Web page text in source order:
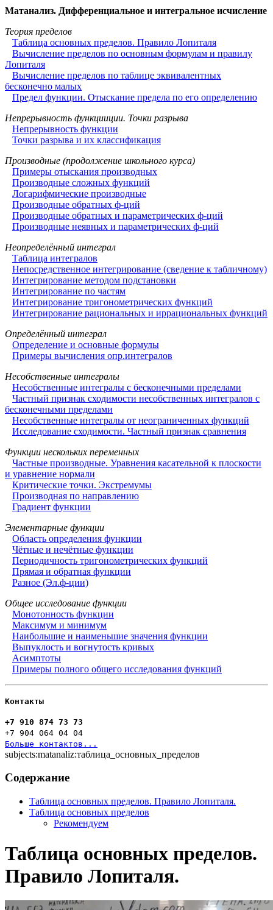
Матанализ. Дифференциальное и интегральное исчисление
Теория пределов
Таблица основных пределов. Правило Лопиталя
Вычисление пределов по основным формулам и правилу
Лопиталя
Вычисление пределов по таблице эквивалентных
бесконечно малых
Предел функции. Отыскание предела по его определению
Непрерывность функцииции. Точки разрыва
Непрерывность функции
Точки разрыва и их классификация
Производные (продолжение школьного курса)
Примеры отыскания производных
Производные сложных функций
Логарифмические производные
Производные обратных ф-ций
Производные обратных и параметрических ф-ций
Производные неявных и параметрических ф-ций
Неопределённый интеграл
Таблица интегралов
Непосредственное интегрирование (сведение к табличному)
Интегрирование методом подстановки
Интегрирование по частям
Интегрирование тригонометрических функций
Интегрирование рациональных и иррациональных функций
Определённый интеграл
Определение и основные формулы
Примеры вычисления опр.интегралов
Несобственные интегралы
Несобственные интегралы с бесконечными пределами
Частный признак сходимости несобственных интегралов с
бесконечными пределами
Несобственные интегралы от неограниченных функций
Исследование сходимости. Частный признак сравнения
Функции нескольких переменных
Частные производные. Уравнения касательной к плоскости
и уравнение нормали
Критические точки. Экстремумы
Производная по направлению
Градиент функции
Элементарные функции
Область определения функции
Чётные и нечётные функции
Периодичность тригонометрических функций
Прямая и обратная функции
Разное (Эл.ф-ции)
Общее исследование функции
Монотонность функции
Максимум и минимум
Наибольшие и наименьшие значения функции
Выпуклость и вогнутость кривых
Асимптоты
Примеры полного общего исследования функций
Контакты
+7 910 874 73 73
+7 904 064 04 04
Больше контактов...
subjects:matanaliz:таблица_основных_пределов
Содержание
Таблица основных пределов. Правило Лопиталя.
Таблица основных пределов
Рекомендуем
Таблица основных пределов.
Правило Лопиталя.